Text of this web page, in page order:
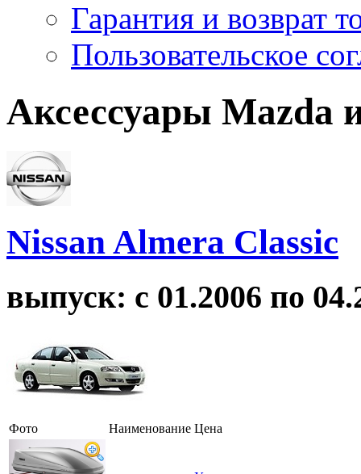
Гарантия и возврат
Пользовательское
Аксессуары Mazda
Nissan Almera Classic
выпуск: с 01.2006 по
Фото Наименование Цена